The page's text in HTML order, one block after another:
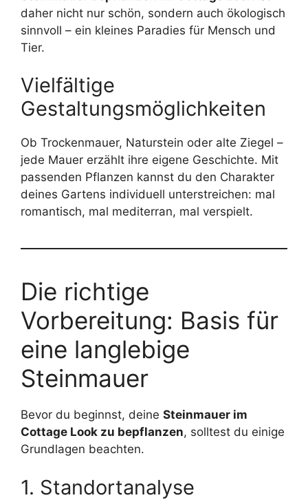
daher nicht nur schön, sondern auch ökologisch
sinnvoll – ein kleines Paradies für Mensch und
Tier.
Vielfältige
Gestaltungsmöglichkeiten
Ob Trockenmauer, Naturstein oder alte Ziegel –
jede Mauer erzählt ihre eigene Geschichte. Mit
passenden Pflanzen kannst du den Charakter
deines Gartens individuell unterstreichen: mal
romantisch, mal mediterran, mal verspielt.
Die richtige
Vorbereitung: Basis für
eine langlebige
Steinmauer
Bevor du beginnst, deine Steinmauer im
Cottage Look zu bepflanzen, solltest du einige
Grundlagen beachten.
1. Standortanalyse